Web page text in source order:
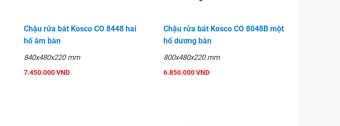
Chậu rửa bát Kosco CO 8448 hai
hố âm bàn
840x480x220 mm
7.450.000 VND
Chậu rửa bát Kosco CO 8048B một
hố dương bàn
800x480x220 mm
6.850.000 VND